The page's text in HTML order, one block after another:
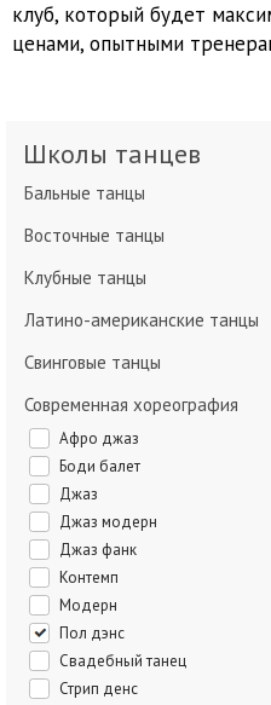
клуб, который будет
ценами, опытными
Школы танцев
Бальные танцы
Восточные танцы
Клубные танцы
Латино-американские танцы
Свинговые танцы
Современная хореография
Афро джаз
Боди балет
Джаз
Джаз модерн
Джаз фанк
Контемп
Модерн
Пол дэнс
Свадебный танец
Стрип денс